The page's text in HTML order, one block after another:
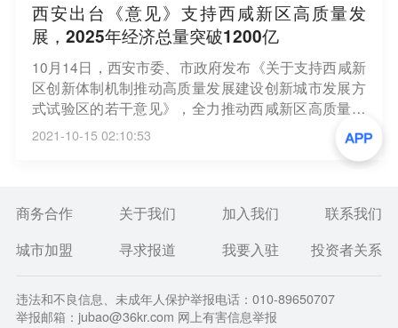
西安出台《意见》支持西咸新区高质量发
展，2025年经济总量突破1200亿
10月14日，西安市委、市政府发布《关于支持西咸新
区创新体制机制推动高质量发展建设创新城市发展方
式试验区的若干意见》，全力推动西咸新区高质量发
展。（西安发布）
2021-10-15 02:10:53
商务合作 关于我们 加入我们
联系我们
城市加盟
寻求报道 我要入驻 投资者关系
违法和不良信息、未成年人保护举报电话：010-89650707
举报邮箱：jubao@36kr.com 网上有害信息举报